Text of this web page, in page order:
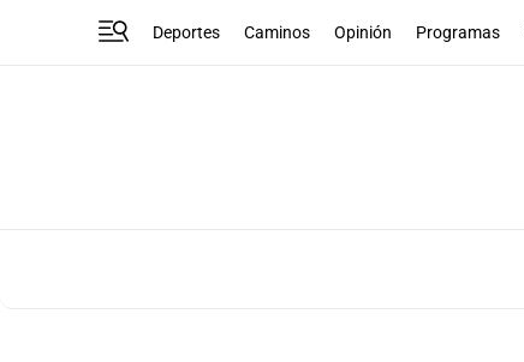
Deportes Caminos Opinión Programas